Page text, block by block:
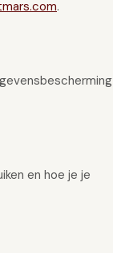
.
en hoe je je